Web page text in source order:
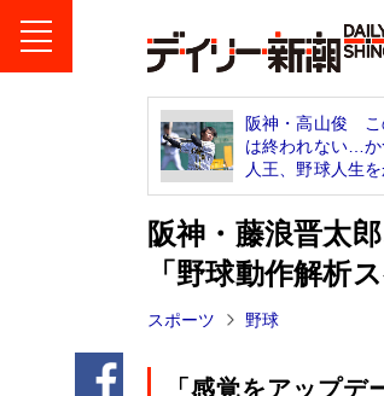
阪神・高山俊 こ
は終われない…か
人王、野球人生を
阪神・藤浪晋太
「野球動作解析
スポーツ 野球
「感覚をアップデ